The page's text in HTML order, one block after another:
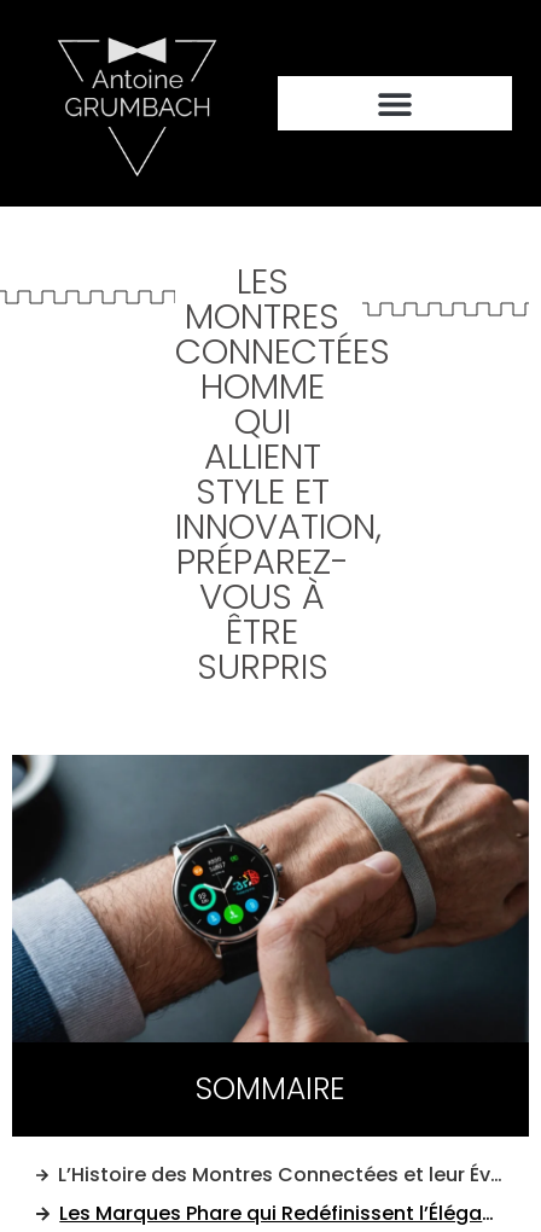
LES
MONTRES
CONNECTÉES
HOMME
QUI
ALLIENT
STYLE ET
INNOVATION,
PRÉPAREZ-
VOUS À
ÊTRE
SURPRIS
SOMMAIRE
L’Histoire des Montres Connectées et leur Évolution vers l’Élégance
Les Marques Phare qui Redéfinissent l’Élégance Moderne